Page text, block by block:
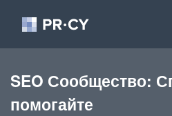
SEO Сообщество:
помогайте